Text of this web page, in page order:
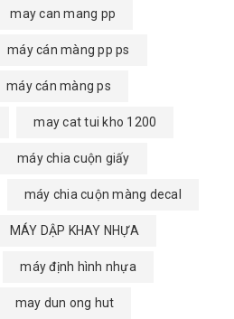
may can mang pp
máy cán màng pp ps
máy cán màng ps
may cat tui kho 1200
máy chia cuộn giấy
máy chia cuộn màng decal
MÁY DẬP KHAY NHỰA
máy định hình nhựa
may dun ong hut